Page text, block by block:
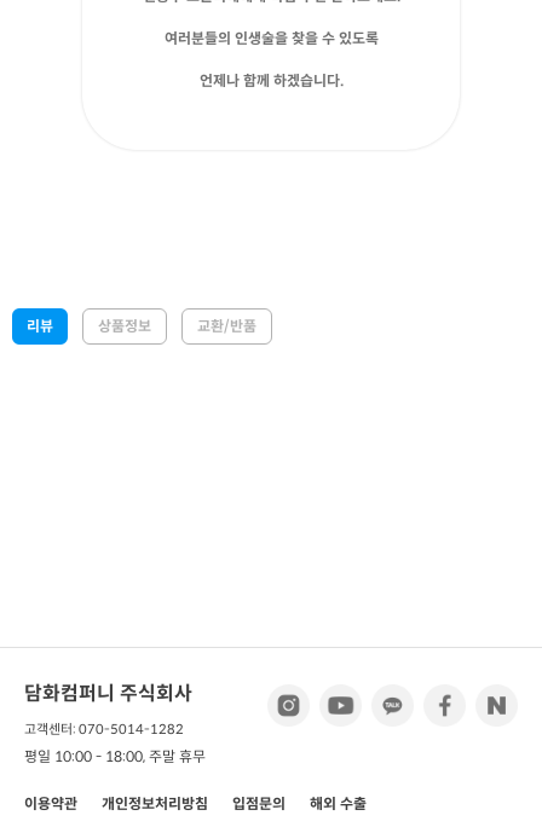
여러분들의 인생술을 찾을 수 있도록
언제나 함께 하겠습니다.
리뷰 상품정보 교환/반품
담화컴퍼니 주식회사
고객센터: 070-5014-1282
평일 10:00 - 18:00, 주말 휴무
이용약관 개인정보처리방침 입점문의 해외 수출